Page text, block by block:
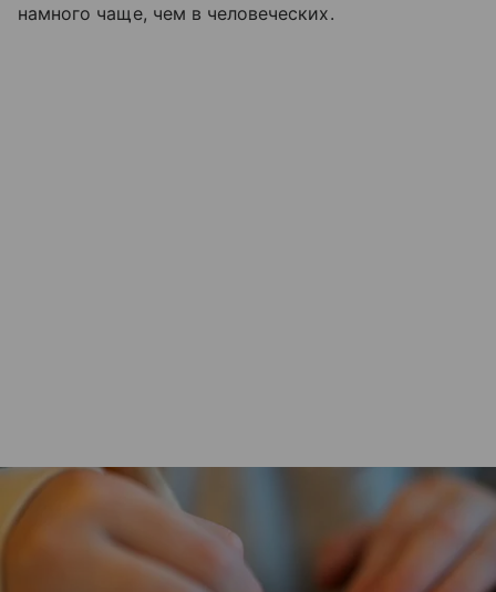
намного чаще, чем в человеческих.